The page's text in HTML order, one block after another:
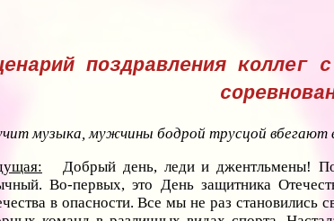
поздравления коллег
музыка, мужчины бодрой трусцой вбегают
Добрый день, леди и джентльмены!
Во-первых, это День защитника
в опасности. Все мы не раз становились